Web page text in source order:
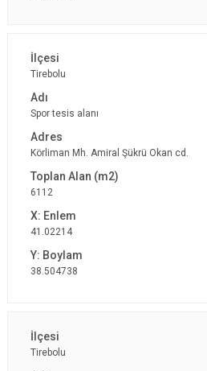
Tirebolu
Spor tesis alanı
Körliman Mh. Amiral Şükrü Okan cd.
6112
41.02214
38.504738
Tirebolu